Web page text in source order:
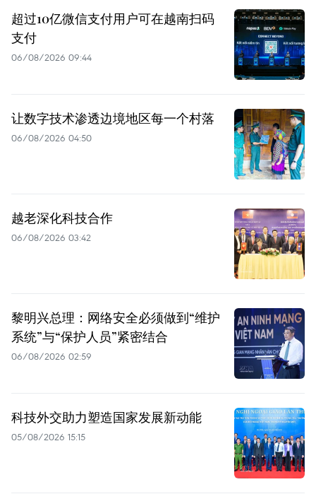
超过10亿微信支付用户可在越南扫码
支付
06/08/2026 09:44
让数字技术渗透边境地区每一个村落
06/08/2026 04:50
越老深化科技合作
06/08/2026 03:42
黎明兴总理：网络安全必须做到“维护
系统”与“保护人员”紧密结合
06/08/2026 02:59
科技外交助力塑造国家发展新动能
05/08/2026 15:15